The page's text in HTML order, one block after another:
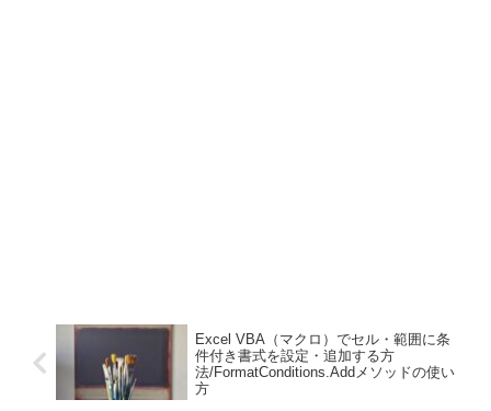
Excel VBA（マクロ）でセル・範囲に条
件付き書式を設定・追加する方
法/FormatConditions.Addメソッドの使い
方